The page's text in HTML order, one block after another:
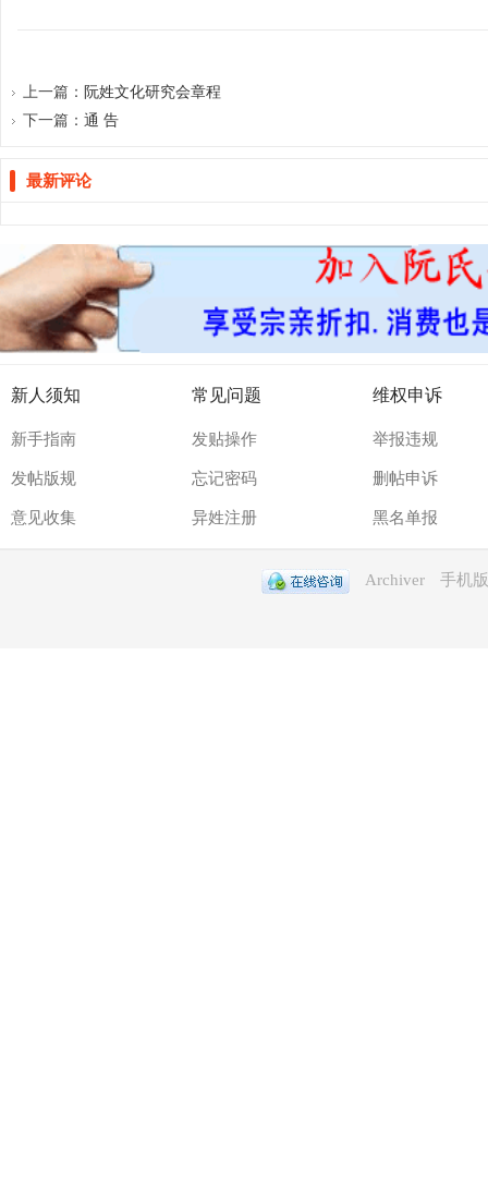
上一篇： 阮姓文化研究会章程
下一篇： 通 告
最新评论
新人须知
新手指南
发帖版规
意见收集
常见问题
发贴操作
忘记密码
异姓注册
维权申诉
举报违规
删帖申诉
黑名单报
Archiver 手机版